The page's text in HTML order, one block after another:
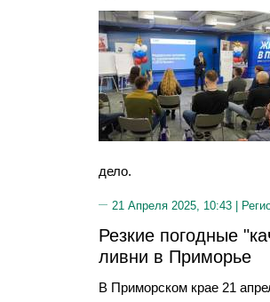
дело.
21 Апреля 2025, 10:43 |
Резкие погодные
ливни в Приморье
В Приморском крае 21